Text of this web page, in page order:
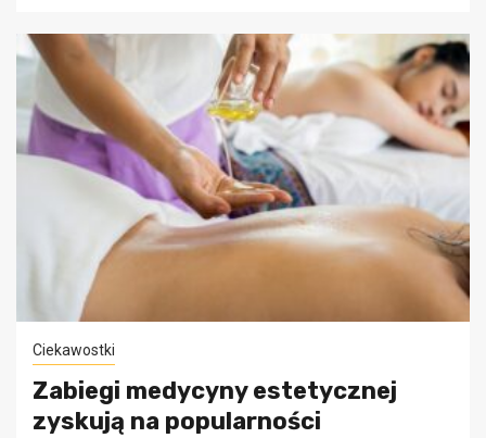
Ciekawostki
Zabiegi medycyny estetycznej
zyskują na popularności